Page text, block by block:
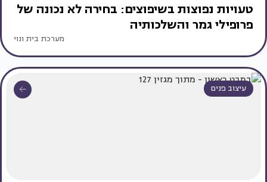
טעויות נפוצות בשיפוצים: בחירה לא נכונה של
פרופילי גמר והשלכותיה
מערכת בית ונוי
עיצוב פנים